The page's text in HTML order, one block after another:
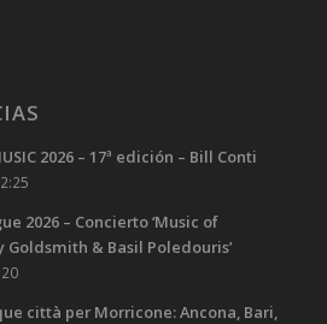
2026 – 17ª edición – Bill Conti
2026 – Concierto ‘Music of
Goldsmith & Basil Poledouris’
città per Morricone: Ancona, Bari,